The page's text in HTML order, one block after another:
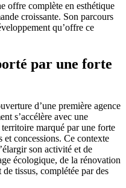
offre complète en esthétique
croissante. Son parcours
qu’offre ce
par une forte
d’une première agence
s’accélère avec une
marqué par une forte
et concessions. Ce contexte
son activité et de
écologique, de la rénovation
tissus, complétée par des